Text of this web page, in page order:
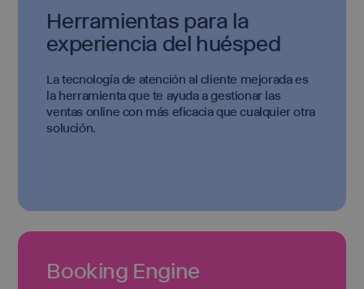
Herramientas para la
experiencia del huésped
La tecnología de atención al cliente mejorada es
la herramienta que te ayuda a gestionar las
ventas online con más eficacia que cualquier otra
solución.
Booking Engine